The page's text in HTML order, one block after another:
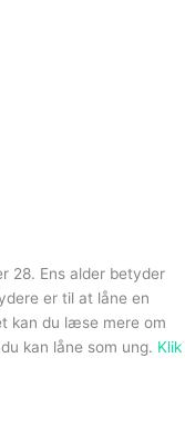
28. Ens alder betyder
er til at låne en
kan du læse mere om
kan låne som ung. Klik